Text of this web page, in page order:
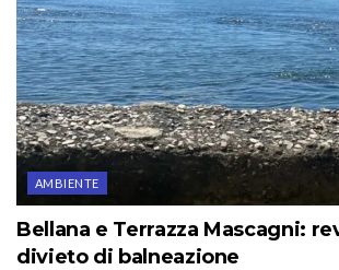
AMBIENTE
Bellana e Terrazza Mascagni:
divieto di balneazione